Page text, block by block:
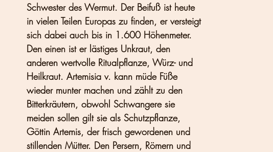
Schwester des Wermut. Der Beifuß ist heute
in vielen Teilen Europas zu finden, er versteigt
sich dabei auch bis in 1.600 Höhenmeter.
Den einen ist er lästiges Unkraut, den
anderen wertvolle Ritualpflanze, Würz- und
Heilkraut. Artemisia v. kann müde Füße
wieder munter machen und zählt zu den
Bitterkräutern, obwohl Schwangere sie
meiden sollen gilt sie als Schutzpflanze,
Göttin Artemis, der frisch gewordenen und
stillenden Mütter. Den Persern, Römern und